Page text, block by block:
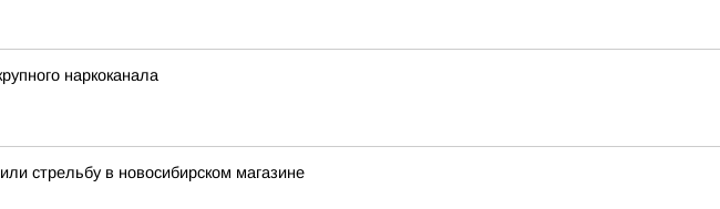
наркоканала
стрельбу в новосибирском магазине